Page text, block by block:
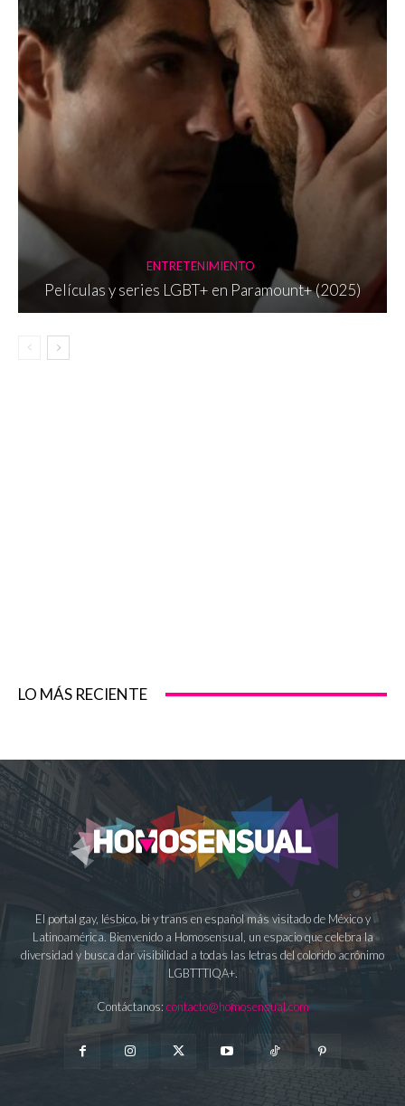
ENTRETENIMIENTO
Películas y series LGBT+ en Paramount+ (2025)
LO MÁS RECIENTE
El portal gay, lésbico, bi y trans en español más visitado de México y
Latinoamérica. Bienvenido a Homosensual, un espacio que celebra la
diversidad y busca dar visibilidad a todas las letras del colorido acrónimo
LGBTTTIQA+.
Contáctanos: contacto@homosensual.com